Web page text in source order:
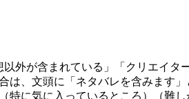
外が含まれている」「クリエイタ
は、文頭に「ネタバレを含みます」
特に気に入っているところ）（難し